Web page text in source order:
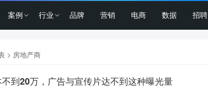
案例 行业 品牌 营销 电商 数据 招聘
> 房地产商
到20万，广告与宣传片达不到这种曝光量